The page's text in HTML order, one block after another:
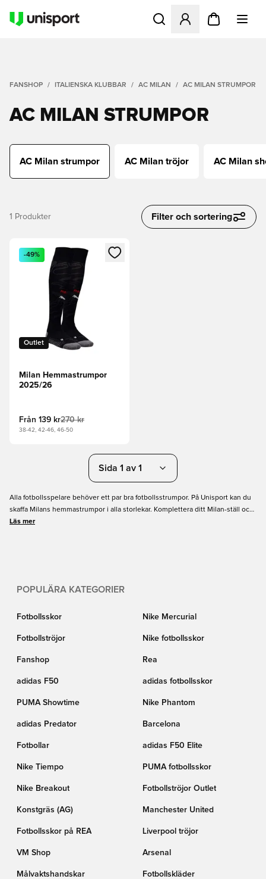
Öppnar en Modal för att
FANSHOP ITALIENSKA KLUBBAR AC MILAN AC MILAN STRUMPOR
AC MILAN STRUMPOR
AC Milan strumpor AC Milan tröjor AC Milan
1 Produkter Filter och sortering
Öppnar en Modal för att logga in eller registrera dig som
Outlet
-49%
Milan Hemmastrumpor
2025/26
Från 139 kr270 kr
38-42, 42-46, 46-50
Sida 1 av 1
Alla fotbollsspelare behöver ett par bra fotbollsstrumpor. På Unisport kan du
skaffa Milans hemmastrumpor i alla storlekar. Komplettera ditt Milan-ställ och
visa ditt stöd för 'Rossoneri' - en av de mest framgångsrika klubbarna i Italien.
Läs mer
POPULÄRA KATEGORIER
Fotbollsskor Nike Mercurial
Fotbollströjor Nike fotbollsskor
Fanshop Rea
adidas F50 adidas fotbollsskor
PUMA Showtime Nike Phantom
adidas Predator Barcelona
Fotbollar adidas F50 Elite
Nike Tiempo PUMA fotbollsskor
Nike Breakout Fotbollströjor Outlet
Konstgräs (AG) Manchester United
Fotbollsskor på REA Liverpool tröjor
VM Shop Arsenal
Målvaktshandskar Fotbollskläder